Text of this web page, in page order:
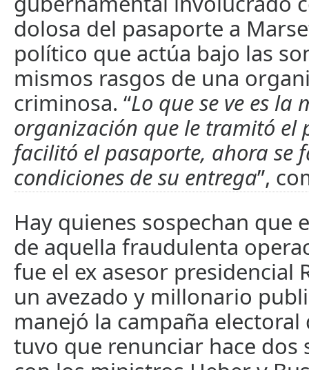
dolosa del pasaporte a
político que actúa bajo las
mismos rasgos de una
criminosa. “Lo que se ve es la
organización que le tramitó el
facilitó el pasaporte, ahora se
condiciones de su entrega”,
Hay quienes sospechan que
de aquella fraudulenta
fue el ex asesor presidencial
un avezado y millonario
manejó la campaña electoral
tuvo que renunciar hace dos